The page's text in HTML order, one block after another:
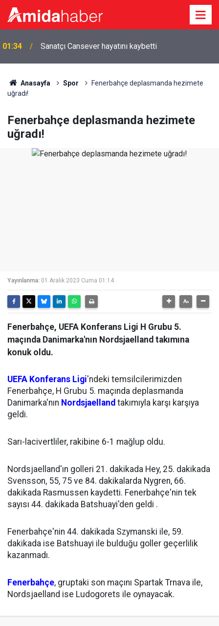
01:34 Sanatçı Cansever hayatını kaybetti
Anasayfa Spor
Fenerbahçe deplasmanda hezimete
uğradı!
Fenerbahçe deplasmanda hezimete
uğradı!
Yayınlanma: 01 Aralık 2023 Cuma 01:14
Fenerbahçe, UEFA Konferans Ligi H Grubu 5.
maçında Danimarka'nın Nordsjaelland takımına
konuk oldu.
UEFA Konferans Ligi'ndeki temsilcilerimizden
Fenerbahçe, H Grubu 5. maçında deplasmanda
Danimarka'nın Nordsjaelland takımıyla karşı karşıya
geldi.
Sarı-lacivertliler, rakibine 6-1 mağlup oldu.
Nordsjaelland'ın golleri 21. dakikada Hey, 25. dakikada
Svensson, 55, 75 ve 84. dakikalarda Nygren, 66.
dakikada Rasmussen kaydetti. Fenerbahçe'nin tek
sayısı 44. dakikada Batshuayi'den geldi .
Fenerbahçe'nin 44. dakikada Szymanski ile, 59.
dakikada ise Batshuayi ile bulduğu goller geçerlilik
kazanmadı.
Fenerbahçe, gruptaki son maçını Spartak Trnava ile,
Nordsjaelland ise Ludogorets ile oynayacak.